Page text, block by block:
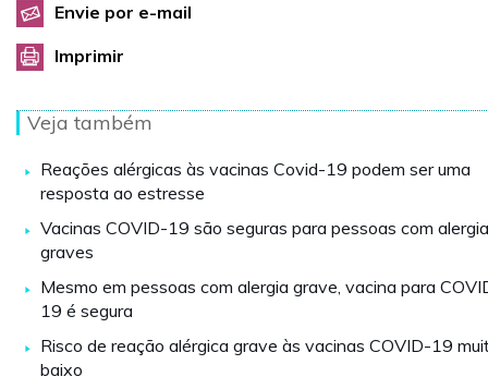
Envie por e-mail
Imprimir
Veja também
Reações alérgicas às vacinas Covid-19 podem ser uma
resposta ao estresse
Vacinas COVID-19 são seguras para pessoas com
graves
Mesmo em pessoas com alergia grave, vacina para
19 é segura
Risco de reação alérgica grave às vacinas COVID-19
baixo